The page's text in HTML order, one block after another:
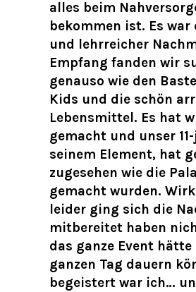
alles beim
bekommen ist. Es
und lehrreicher
Empfang fanden wir
genauso wie den
Kids und die schön
Lebensmittel. Es hat
gemacht und unser
seinem Element, hat
zugesehen wie die
gemacht wurden.
leider ging sich die
mitbereitet haben
das ganze Event hätte
ganzen Tag dauern
begeistert war ich…